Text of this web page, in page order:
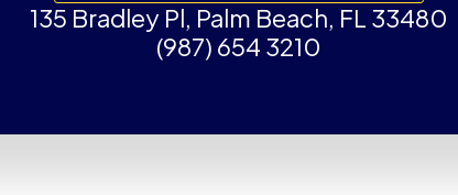
135 Bradley Pl, Palm Beach, FL 33480
(987) 654 3210